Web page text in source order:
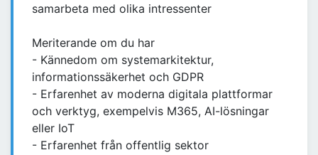
samarbeta med olika intressenter
Meriterande om du har
- Kännedom om systemarkitektur,
informationssäkerhet och GDPR
- Erfarenhet av moderna digitala plattformar
och verktyg, exempelvis M365, AI-lösningar
eller IoT
- Erfarenhet från offentlig sektor